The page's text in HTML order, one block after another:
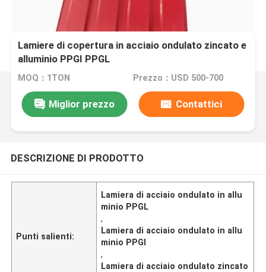
Lamiere di copertura in acciaio ondulato zincato e
alluminio PPGI PPGL
MOQ：1TON Prezzo：USD 500-700
Miglior prezzo Contattici
DESCRIZIONE DI PRODOTTO
Punti salienti:
Lamiera di acciaio ondulato in allu
minio PPGL
,
Lamiera di acciaio ondulato in allu
minio PPGI
,
Lamiera di acciaio ondulato zincato